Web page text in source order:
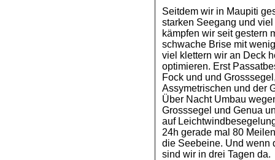
Seitdem wir in Maupiti
starken Seegang und
kämpfen wir seit gestern
schwache Brise mit
viel klettern wir an Deck
optimieren. Erst
Fock und und
Assymetrischen und der
Über Nacht Umbau
Grosssegel und Genua
auf
24h gerade mal 80
die Seebeine. Und wenn
sind wir in drei Tagen da.